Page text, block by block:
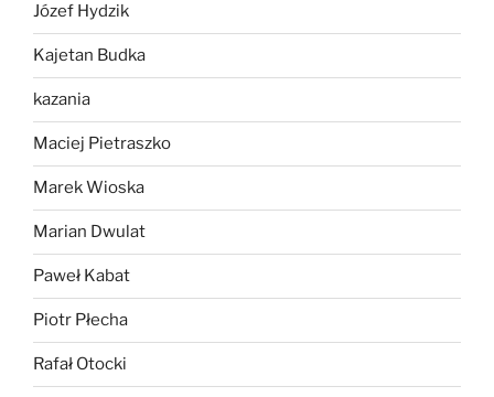
Józef Hydzik
Kajetan Budka
kazania
Maciej Pietraszko
Marek Wioska
Marian Dwulat
Paweł Kabat
Piotr Płecha
Rafał Otocki